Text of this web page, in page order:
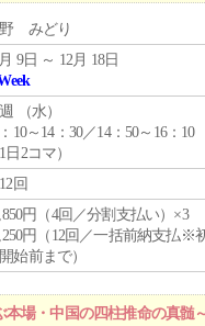
みどり
9日 ～ 12月 18日
（水）
10～14：30／14：50～16：10
1日2コマ）
回
円（4回／分割支払い）×3
円（12回／一括前納支払※
始前まで）
場・中国の四柱推命の真髄